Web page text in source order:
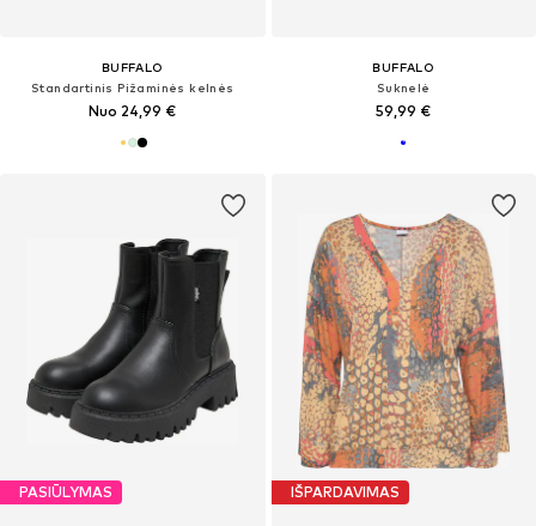
BUFFALO
Standartinis Pižaminės kelnės
Nuo 24,99 €
BUFFALO
Suknelė
59,99 €
PASIŪLYMAS IŠPARDAVIMAS